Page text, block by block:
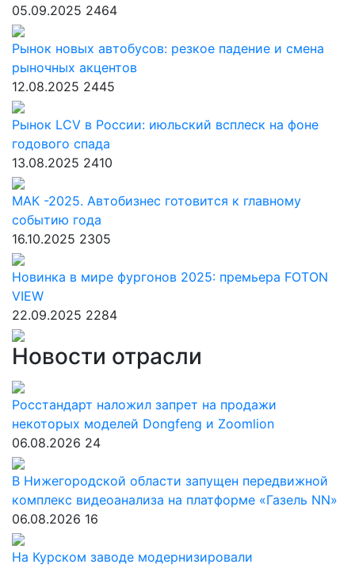
05.09.2025 2464
Рынок новых автобусов: резкое падение и смена
рыночных акцентов
12.08.2025 2445
Рынок LCV в России: июльский всплеск на фоне
годового спада
13.08.2025 2410
МАК -2025. Автобизнес готовится к главному
событию года
16.10.2025 2305
Новинка в мире фургонов 2025: премьера FOTON
VIEW
22.09.2025 2284
Новости отрасли
Росстандарт наложил запрет на продажи
некоторых моделей Dongfeng и Zoomlion
06.08.2026 24
В Нижегородской области запущен передвижной
комплекс видеоанализа на платформе «Газель NN»
06.08.2026 16
На Курском заводе модернизировали